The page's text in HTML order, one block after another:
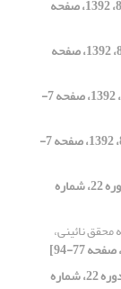
[دوره 22، شماره 85، 1392، صفحه
[دوره 22، شماره 85، 1392، صفحه
[دوره 22، شماره 85، 1392، صفحه 7-
[دوره 22، شماره 85، 1392، صفحه 7-
[دوره 22، شماره
نائینی،
[دوره 22، شماره